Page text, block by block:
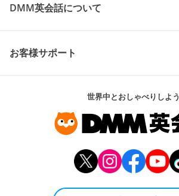
DMM英会話について
お客様サポート
世界中とおしゃべりしよう